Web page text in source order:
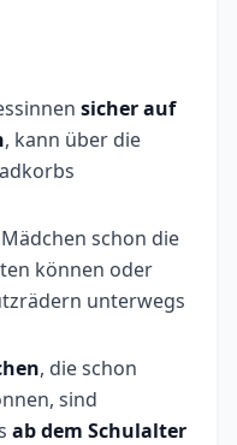
sicher auf
, kann über die
schon die
können oder
unterwegs
, die schon
sind
ab dem Schulalter